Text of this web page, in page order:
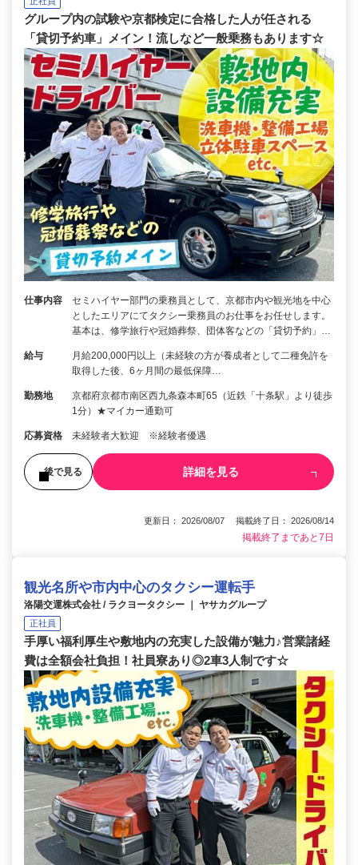
グループ内の試験や京都検定に合格した人が任される
「貸切予約車」メイン！流しなど一般乗務もあります☆
仕事内容
セミハイヤー部門の乗務員として、京都市内や観光地を中心
としたエリアにてタクシー乗務員のお仕事をお任せします。
基本は、修学旅行や冠婚葬祭、団体客などの「貸切予約」…
給与
月給200,000円以上（未経験の方が養成者として二種免許を
取得した後、6ヶ月間の最低保障…
勤務地
京都府京都市南区西九条森本町65（近鉄「十条駅」より徒歩
1分）★マイカー通勤可
応募資格 未経験者大歓迎 ※経験者優遇
後で見る 詳細を見る
更新日： 2026/08/07 掲載終了日： 2026/08/14
掲載終了まであと7日
観光名所や市内中心のタクシー運転手
洛陽交運株式会社 / ラクヨータクシー ｜ ヤサカグループ
正社員
手厚い福利厚生や敷地内の充実した設備が魅力♪営業諸経
費は全額会社負担！社員寮あり◎2車3人制です☆